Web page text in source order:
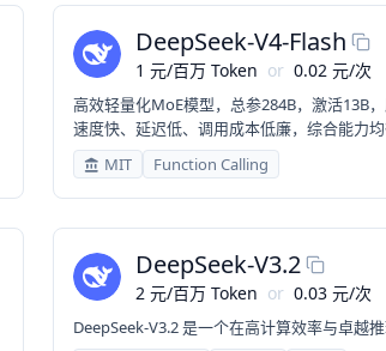
DeepSeek-V4-Flash
1 元/百万 Token or 0.02 元/次
高效轻量化MoE模型，总参284B，激活13B
速度快、延迟低、调用成本低廉，综合能力
日常对话、内容创作、基础 RAG、批量文案
MIT Function Calling
DeepSeek-V3.2
2 元/百万 Token or 0.03 元/次
DeepSeek-V3.2 是一个在高计算效率与卓越